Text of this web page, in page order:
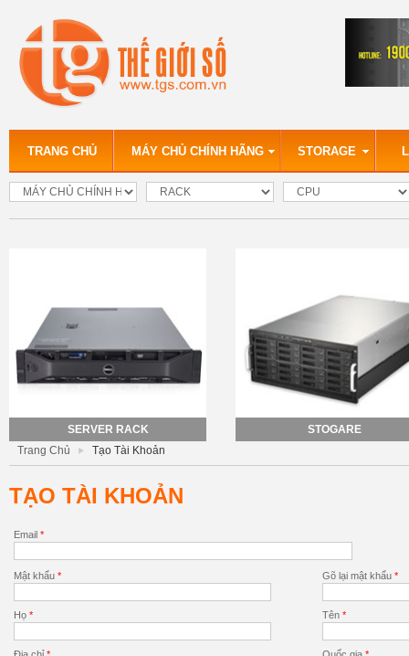
TRANG CHỦ MÁY CHỦ CHÍNH HÃNG STORAGE
SERVER RACK
STOGARE
Trang Chủ
Tạo Tài Khoản
TẠO TÀI KHOẢN
Email *
Mật khẩu * Gõ lại mật khẩu *
Họ * Tên *